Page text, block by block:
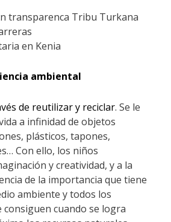
ambiental
de reutilizar y reciclar. Se le
a infinidad de objetos
plásticos, tapones,
Con ello, los niños
y creatividad, y a la
de la importancia que tiene
ambiente y todos los
consiguen cuando se logra